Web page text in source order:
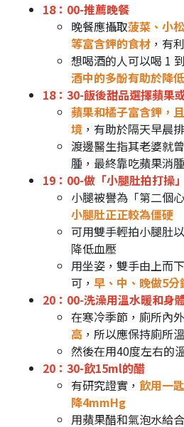
18：00-推薦晚餐
晚餐應攝取菠菜、小
等富含鉀的食材 ，有
想喝酒的人可以喝 1
酒中的多酚有助於降
18：30-飯後甜品選擇蘋果
蘋果和橘子富含鉀，
境 ，有助於隔天早晨
渡邊醫生指其老婆就
腫，最終靠吃蘋果消腫
19：00-做「小腿肚拍打操」
小腿被譽為「第二個
小腿肚正正較為僵硬
可用雙手輕拍小腿肚以
降低血壓
用坐姿，雙手由上而
可， 早、中、晚做5分
20：00-洗澡用溫水暖和身
在寒冷季節，廁所內
高 ，所以應保持廁所
然後在用40度左右的
20：30-飲15ml的醋
有研究證實， 飲用一
降4mmHg
用蘋果醋和氣泡水給